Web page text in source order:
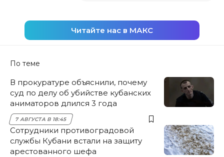
Читайте нас в МАКС
По теме
В прокуратуре объяснили, почему
суд по делу об убийстве кубанских
аниматоров длился 3 года
7 АВГУСТА В 18:45
Сотрудники противоградовой
службы Кубани встали на защиту
арестованного шефа